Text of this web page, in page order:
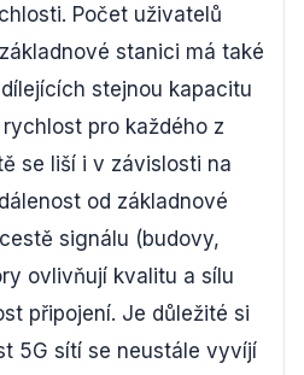
Počet uživatelů
stanici má také
stejnou kapacitu
pro každého z
se liší i v závislosti na
od základnové
signálu (budovy,
ovlivňují kvalitu a sílu
připojení. Je důležité si
5G sítí se neustále vyvíjí